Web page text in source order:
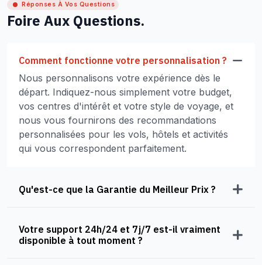
Réponses À Vos Questions
Foire Aux Questions.
Comment fonctionne votre personnalisation ?
Nous personnalisons votre expérience dès le
départ. Indiquez-nous simplement votre budget,
vos centres d'intérêt et votre style de voyage, et
nous vous fournirons des recommandations
personnalisées pour les vols, hôtels et activités
qui vous correspondent parfaitement.
Qu'est-ce que la Garantie du Meilleur Prix ?
Votre support 24h/24 et 7j/7 est-il vraiment
disponible à tout moment ?